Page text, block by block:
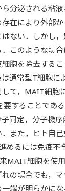
分泌される粘
在により外部
ない．しかし
このような場
胞を除去する
通常型T細胞に
て，MAIT細胞
することであ
同定，分子機
また，ヒト自
めるには免疫不
MAIT細胞を使
の場合でも，
端が明らかに